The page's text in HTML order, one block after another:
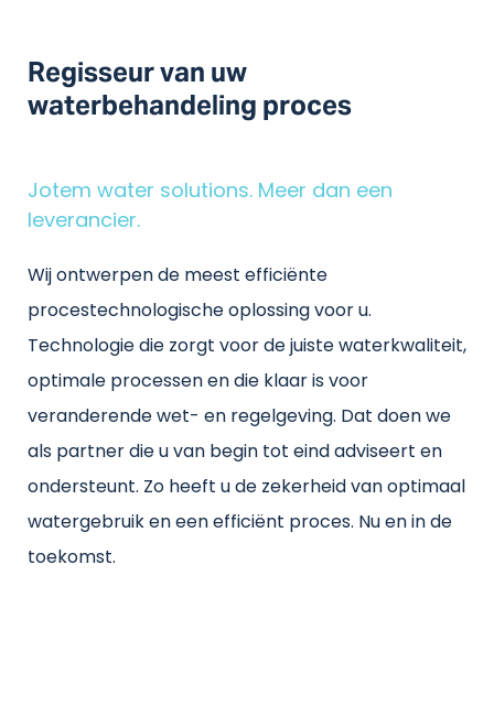
Regisseur van uw
waterbehandeling proces
Jotem water solutions. Meer dan een
leverancier.
Wij ontwerpen de meest efficiënte
procestechnologische oplossing voor u.
Technologie die zorgt voor de juiste waterkwaliteit,
optimale processen en die klaar is voor
veranderende wet- en regelgeving. Dat doen we
als partner die u van begin tot eind adviseert en
ondersteunt. Zo heeft u de zekerheid van optimaal
watergebruik en een efficiënt proces. Nu en in de
toekomst.